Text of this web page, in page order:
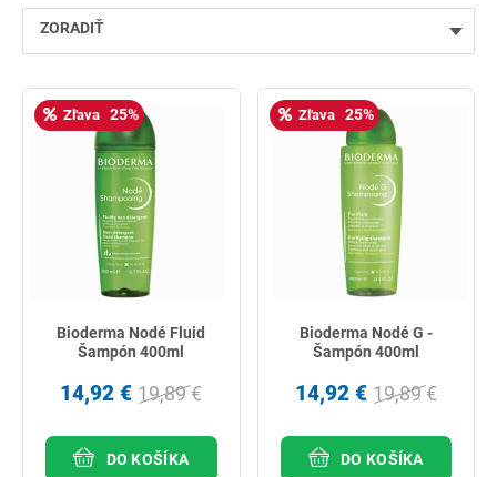
ZORADIŤ
najdrahšie
Zľava 25%
Bioderma Nodé Fluid
Šampón 400ml
14,92 € 19,89 €
DO KOŠÍKA
Zľava 25%
Bioderma Nodé G -
Šampón 400ml
14,92 € 19,89 €
DO KOŠÍKA